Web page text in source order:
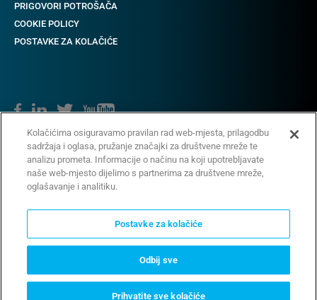
Copyright © 2018-2022 CAME. Sva prava pridržana.
PRIGOVORI POTROŠAČA
COOKIE POLICY
POSTAVKE ZA KOLAČIĆE
Kolačićima osiguravamo pravilan rad web-mjesta, prilagodbu
sadržaja i oglasa, pružanje značajki za društvene mreže te
analizu prometa. Informacije o načinu na koji upotrebljavate
naše web-mjesto dijelimo s partnerima za društvene mreže,
oglašavanje i analitiku.
Postavke za kolačiće
Odbij sve
Prihvatite sve kolačiće